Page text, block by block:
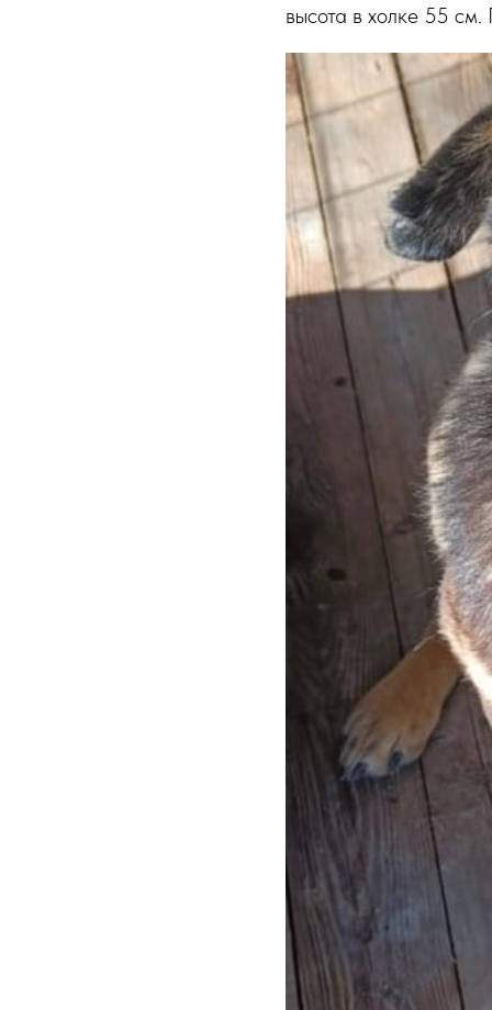
высота в холке 55